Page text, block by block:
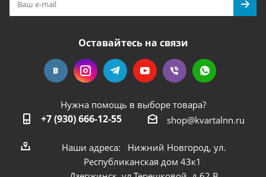
Оставайтесь на связи
Нужна помощь в выборе товара?
+7 (930) 666-12-55 shop@kvartalnn.ru
Наши адреса: Нижний Новгород, ул.
Республиканская дом 43к1